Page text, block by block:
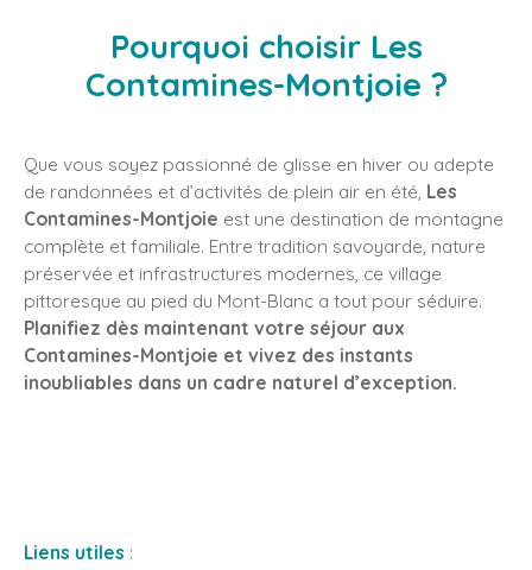
Pourquoi choisir Les
Contamines-Montjoie ?
Que vous soyez passionné de glisse en hiver ou adepte
de randonnées et d’activités de plein air en été, Les
Contamines-Montjoie est une destination de montagne
complète et familiale. Entre tradition savoyarde, nature
préservée et infrastructures modernes, ce village
pittoresque au pied du Mont-Blanc a tout pour séduire.
Planifiez dès maintenant votre séjour aux
Contamines-Montjoie et vivez des instants
inoubliables dans un cadre naturel d’exception.
Liens utiles :